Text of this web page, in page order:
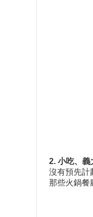
2. 小吃、
沒有預先計
那些火鍋餐